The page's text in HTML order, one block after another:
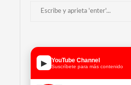
▶ YouTube Channel
Suscríbete para más contenido